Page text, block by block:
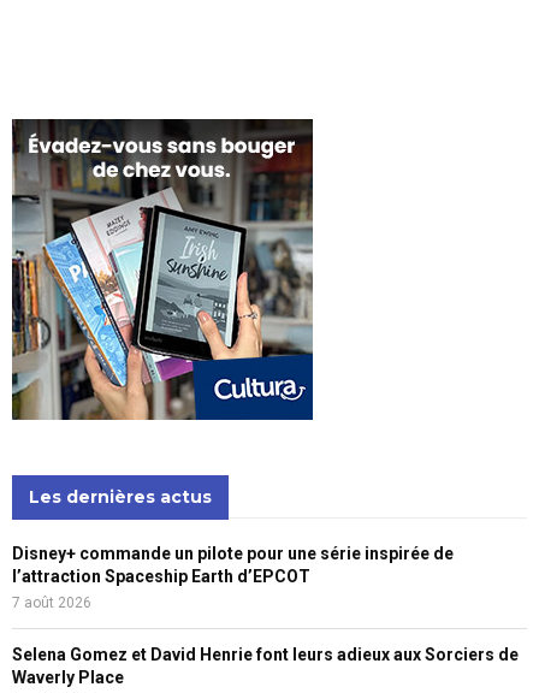
Les dernières actus
Disney+ commande un pilote pour une série inspirée de
l’attraction Spaceship Earth d’EPCOT
7 août 2026
Selena Gomez et David Henrie font leurs adieux aux Sorciers de
Waverly Place